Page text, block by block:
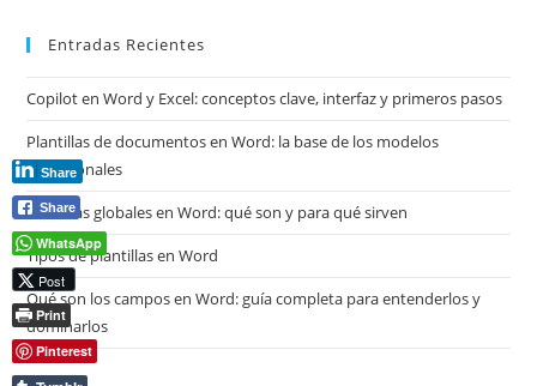
Entradas Recientes
Copilot en Word y Excel: conceptos clave, interfaz y primeros pasos
Plantillas de documentos en Word: la base de los modelos
profesionales
Plantillas globales en Word: qué son y para qué sirven
Tipos de plantillas en Word
Qué son los campos en Word: guía completa para entenderlos y
dominarlos
Share
Share
WhatsApp
Post
Print
Pinterest